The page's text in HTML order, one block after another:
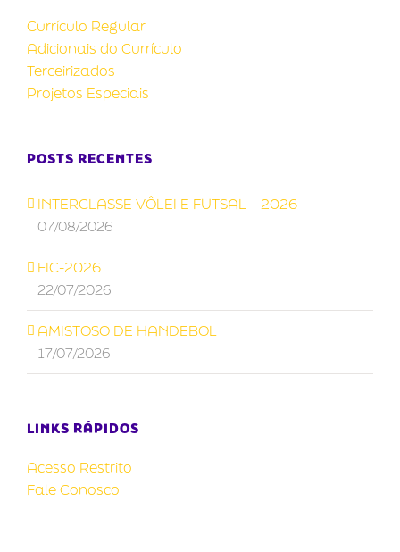
Currículo Regular
Adicionais do Currículo
Terceirizados
Projetos Especiais
POSTS RECENTES
INTERCLASSE VÔLEI E FUTSAL – 2026
07/08/2026
FIC-2026
22/07/2026
AMISTOSO DE HANDEBOL
17/07/2026
LINKS RÁPIDOS
Acesso Restrito
Fale Conosco